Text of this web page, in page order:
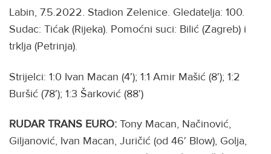
Labin, 7.5.2022. Stadion Zelenice. Gledatelja: 100.
Sudac: Tićak (Rijeka). Pomoćni suci: Bilić (Zagreb) i
trklja (Petrinja).
Strijelci: 1:0 Ivan Macan (4′); 1:1 Amir Mašić (8′); 1:2
Buršić (78′); 1:3 Šarković (88′)
RUDAR TRANS EURO: Tony Macan, Načinović,
Giljanović, Ivan Macan, Juričić (od 46′ Blow), Golja,